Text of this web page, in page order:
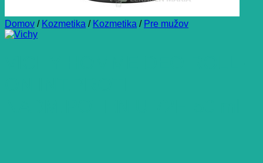
Domov / Kozmetika / Kozmetika / Pre mužov